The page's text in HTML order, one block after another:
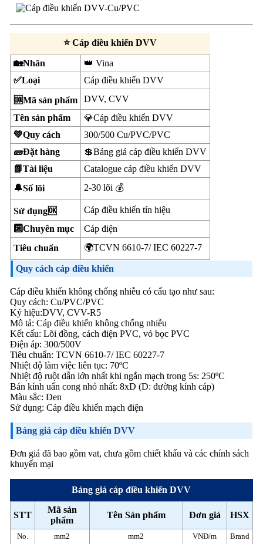
⭐ Cáp điều khiển DVV
🏡Nhãn
👑 Vina
✅Loại
Cáp điều khiển DVV
🆒Mã sản phẩm
DVV, CVV
Tên sản phẩm
💎Cáp điều khiển DVV
💚Quy cách
300/500 Cu/PVC/PVC
🧱Đặt hàng
💲Bảng giá cáp điều khiển DVV
📗Tài liệu
Catalogue cáp điều khiển DVV
🔔Số lõi
2-30 lõi 💰
Sử dụng🆗
Cáp điều khiển tín hiệu
🔟Chuyên mục
Cáp điện
Tiêu chuẩn
🌍TCVN 6610-7/ IEC 60227-7
Quy cách cáp điều khiển
Cáp điều khiển không chống nhiễu có cấu tạo như sau:
Quy cách: Cu/PVC/PVC
Ký hiệu:DVV, CVV-R5
Mô tả: Cáp điều khiển không chống nhiễu
Kết cấu: Lõi đồng, cách điện PVC, vỏ bọc PVC
Điện áp: 300/500V
Tiêu chuẩn: TCVN 6610-7/ IEC 60227-7
Nhiệt độ làm việc liên tục: 70ºC
Nhiệt độ ruột dẫn lớn nhất khi ngắn mạch trong 5s: 250ºC
Bán kính uấn cong nhỏ nhất: 8xD (D: đường kính cáp)
Màu sắc: Đen
Sử dụng: Cáp điều khiển mạch điện
Bảng giá cáp điều khiển DVV
Đơn giá đã bao gồm vat, chưa gồm chiết khấu và các chính sách
khuyến mại
Bảng giá cáp điều khiển DVV
STT
Mã sản
phẩm
Tên Sản phẩm Đơn giá HSX
No. mm2 mm2 VNĐ/m Brand